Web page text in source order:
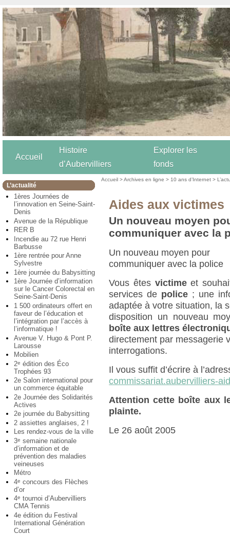
Accueil
Histoire
d’Aubervilliers
Explorer les
fonds
L’actualité
1ères Journées de
l’innovation en Seine-Saint-
Denis
Avenue de la République
RER B
Incendie au 72 rue Henri
Barbusse
1ère rentrée pour Anne
Sylvestre
1ère journée du Babysitting
1ère Journée d’information
sur le Cancer Colorectal en
Seine-Saint-Denis
1 500 ordinateurs offert en
faveur de l’éducation et
l’intégration par l’accès à
l’informatique !
Avenue V. Hugo & Pont P.
Larousse
Mobilien
2e édition des Éco
Trophées 93
2e Salon international pour
un commerce équitable
2e Journée des Solidarités
Actives
2e journée du Babysitting
2 assiettes anglaises, 2 !
Les rendez-vous de la ville
3e semaine nationale
d’information et de
prévention des maladies
veineuses
Métro
4e concours des Flèches
d’or
4e tournoi d’Aubervilliers
CMA Tennis
4e édition du Festival
International Génération
Court
Accueil >Archives en ligne > 10 ans d’Internet >
Aides aux victimes
Un nouveau moyen
communiquer avec la
Un nouveau moyen pour
communiquer avec la police
Vous êtes victimeet
services de police ; une
adaptée à votre situation, la
disposition un nouveau
boîte aux lettres
directement par messagerie
interrogations.
Il vous suffit d’écrire à
commissariat.aubervilliers-
Attention cette boîte aux
plainte.
Le 26 août 2005